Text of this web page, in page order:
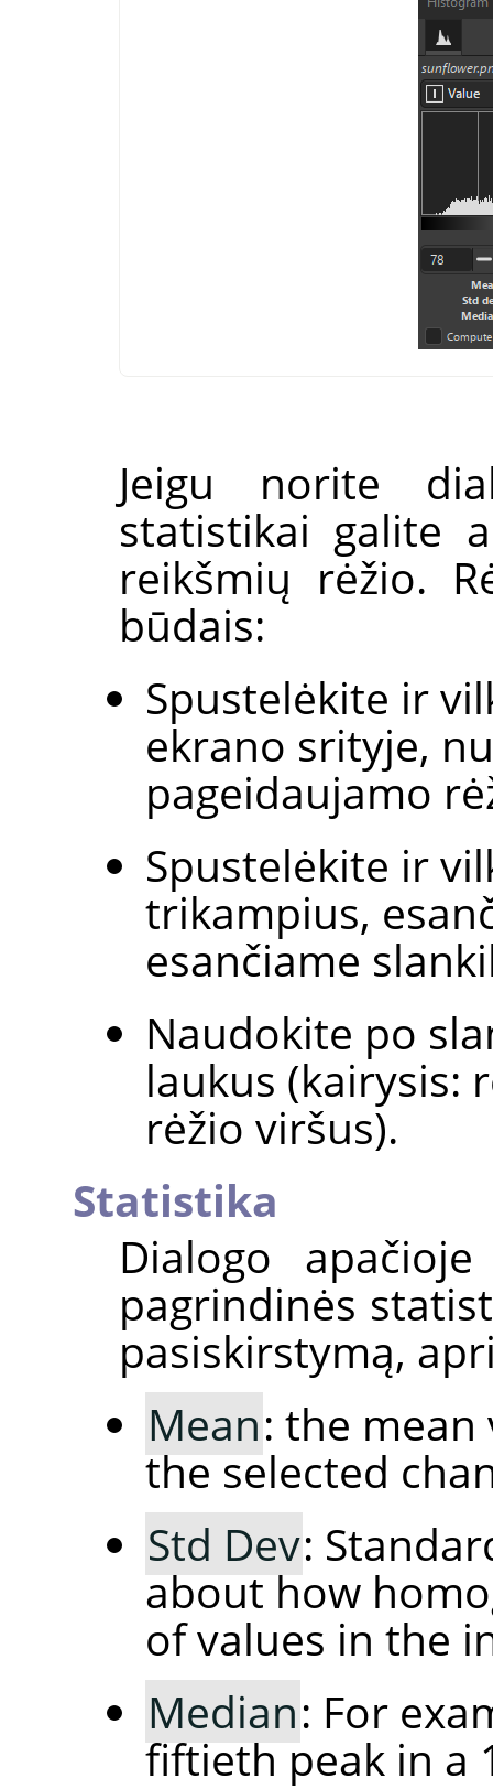
Jeigu norite
statistikai galite
reikšmių rėžio.
būdais:
Spustelėkite ir
ekrano srityje,
pageidaujamo
Spustelėkite ir
trikampius,
esančiame
Naudokite po
laukus (kairysis:
rėžio viršus).
Statistika
Dialogo
pagrindinės
pasiskirstymą,
Mean: the
the selected
Std Dev:
about how
of values in the
Median: For
fiftieth peak in a